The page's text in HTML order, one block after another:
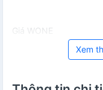
Giá WONE
Xem